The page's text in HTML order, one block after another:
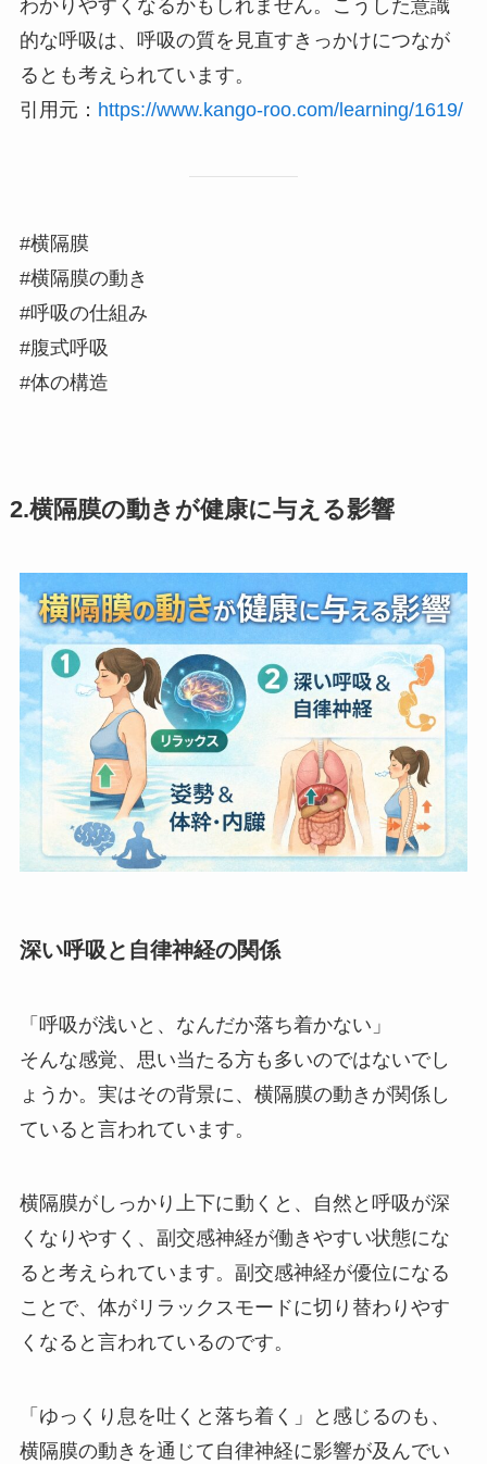
わかりやすくなるかもしれません。こうした意識
的な呼吸は、呼吸の質を見直すきっかけにつなが
るとも考えられています。
引用元： https://www.kango-roo.com/learning/1619/
#横隔膜
#横隔膜の動き
#呼吸の仕組み
#腹式呼吸
#体の構造
2.横隔膜の動きが健康に与える影響
深い呼吸と自律神経の関係
「呼吸が浅いと、なんだか落ち着かない」
そんな感覚、思い当たる方も多いのではないでし
ょうか。実はその背景に、横隔膜の動きが関係し
ていると言われています。
横隔膜がしっかり上下に動くと、自然と呼吸が深
くなりやすく、副交感神経が働きやすい状態にな
ると考えられています。副交感神経が優位になる
ことで、体がリラックスモードに切り替わりやす
くなると言われているのです。
「ゆっくり息を吐くと落ち着く」と感じるのも、
横隔膜の動きを通じて自律神経に影響が及んでい